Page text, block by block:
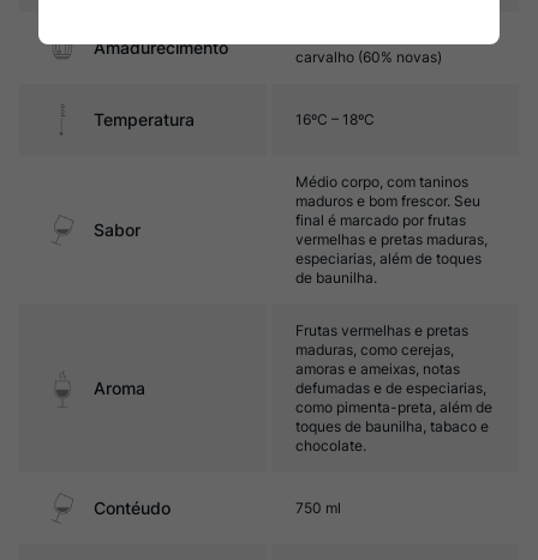
Amadurecimento
carvalho (60% novas)
Temperatura 16ºC – 18ºC
Sabor
Médio corpo, com taninos
maduros e bom frescor. Seu
final é marcado por frutas
vermelhas e pretas maduras,
especiarias, além de toques
de baunilha.
Aroma
Frutas vermelhas e pretas
maduras, como cerejas,
amoras e ameixas, notas
defumadas e de especiarias,
como pimenta-preta, além de
toques de baunilha, tabaco e
chocolate.
Contéudo 750 ml